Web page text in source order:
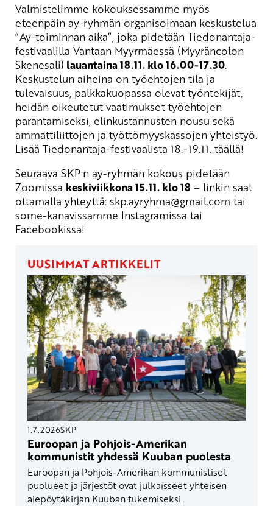
Valmistelimme kokouksessamme myös
eteenpäin ay-ryhmän organisoimaan keskustelua
”Ay-toiminnan aika”, joka pidetään Tiedonantaja-
festivaalilla Vantaan Myyrmäessä (Myyräncolon
Skenesali) lauantaina 18.11. klo 16.00-17.30.
Keskustelun aiheina on työehtojen tila ja
tulevaisuus, palkkakuopassa olevat työntekijät,
heidän oikeutetut vaatimukset työehtojen
parantamiseksi, elinkustannusten nousu sekä
ammattiliittojen ja työttömyyskassojen yhteistyö.
Lisää Tiedonantaja-festivaalista 18.-19.11. täällä!
Seuraava SKP:n ay-ryhmän kokous pidetään
Zoomissa keskiviikkona 15.11. klo 18 – linkin saat
ottamalla yhteyttä: skp.ayryhma@gmail.com tai
some-kanavissamme Instagramissa tai
Facebookissa!
UUSIMMAT ARTIKKELIT
1.7.2026SKP
Euroopan ja Pohjois-Amerikan
kommunistit yhdessä Kuuban puolesta
Euroopan ja Pohjois-Amerikan kommunistiset
puolueet ja järjestöt ovat julkaisseet yhteisen
aiepöytäkirjan Kuuban tukemiseksi.